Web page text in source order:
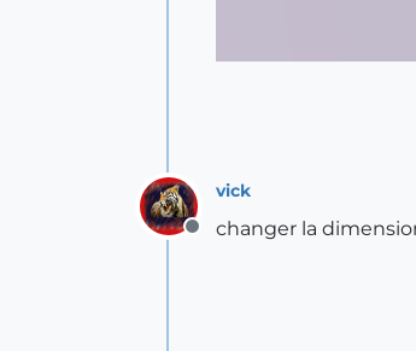
Offline
vick
changer la